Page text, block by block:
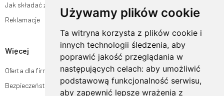
Używamy plików cookie
Ta witryna korzysta z plików cookie i
innych technologii śledzenia, aby
poprawić jakość przeglądania w
następujących celach: aby umożliwić
podstawową funkcjonalność serwisu,
aby zapewnić lepsze wrażenia z
Jak składać zamówienia w sklepie ogrodyhildegardy.pl?
Reklamacje
Więcej
Oferta dla firm
Bezpieczeństwo płatności